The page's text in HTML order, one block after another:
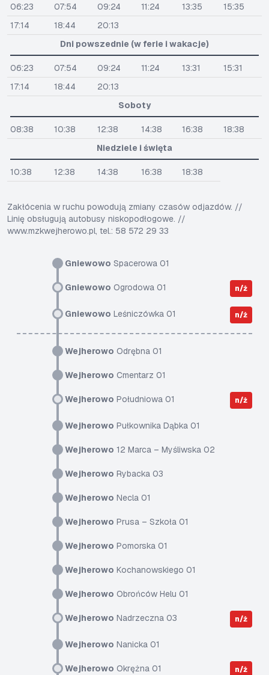
Gniewowo Spacerowa 01
Gniewowo Ogrodowa 01 n/ż
Gniewowo Leśniczówka 01 n/ż
Wejherowo Odrębna 01
Wejherowo Cmentarz 01
Wejherowo Południowa 01 n/ż
Wejherowo Pułkownika Dąbka 01
Wejherowo 12 Marca – Myśliwska 02
Wejherowo Rybacka 03
Wejherowo Necla 01
Wejherowo Prusa – Szkoła 01
Wejherowo Pomorska 01
Wejherowo Kochanowskiego 01
Wejherowo Obrońców Helu 01
Wejherowo Nadrzeczna 03 n/ż
Wejherowo Nanicka 01
Wejherowo Okrężna 01 n/ż
06:23 07:54 09:24 11:24 13:35
15:35
17:14
18:44
20:13
Dni powszednie (w ferie i wakacje)
06:23 07:54 09:24 11:24 13:31
15:31
17:14
18:44
20:13
Soboty
08:38 10:38 12:38 14:38 16:38
18:38
Niedziele i święta
10:38 12:38 14:38 16:38 18:38
Zakłócenia w ruchu powodują zmiany czasów odjazdów. //
Linię obsługują autobusy niskopodłogowe. //
www.mzkwejherowo.pl, tel.: 58 572 29 33